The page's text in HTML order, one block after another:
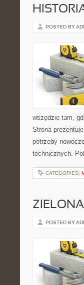
POSTED BY
wszędzie tam,
Strona
potrzeby
technicznych.
CATEGORIES:
POSTED BY